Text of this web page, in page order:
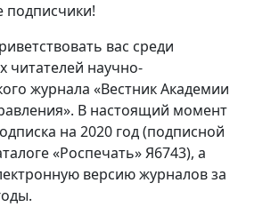
вас среди
читателей научно-
журнала «Вестник Академии
В настоящий момент
на 2020 год (подписной
«Роспечать» Я6743), а
версию журналов за